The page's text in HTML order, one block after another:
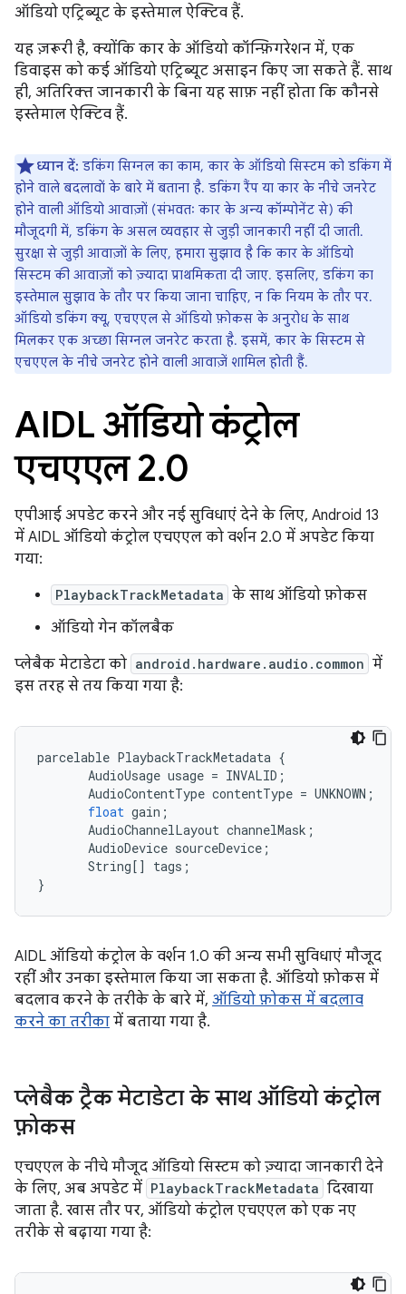
ऑडियो एट्रिब्यूट के इस्तेमाल ऐक्टिव हैं.
यह ज़रूरी है, क्योंकि कार के ऑडियो कॉन्फ़िगरेशन में, एक
डिवाइस को कई ऑडियो एट्रिब्यूट असाइन किए जा सकते हैं. साथ
ही, अतिरिक्त जानकारी के बिना यह साफ़ नहीं होता कि कौनसे
इस्तेमाल ऐक्टिव हैं.
ध्यान दें: डकिंग सिग्नल का काम, कार के ऑडियो सिस्टम को डकिंग में
होने वाले बदलावों के बारे में बताना है. डकिंग रैंप या कार के नीचे जनरेट
होने वाली ऑडियो आवाज़ों (संभवतः कार के अन्य कॉम्पोनेंट से) की
मौजूदगी में, डकिंग के असल व्यवहार से जुड़ी जानकारी नहीं दी जाती.
सुरक्षा से जुड़ी आवाज़ों के लिए, हमारा सुझाव है कि कार के ऑडियो
सिस्टम की आवाज़ों को ज़्यादा प्राथमिकता दी जाए. इसलिए, डकिंग का
इस्तेमाल सुझाव के तौर पर किया जाना चाहिए, न कि नियम के तौर पर.
ऑडियो डकिंग क्यू, एचएएल से ऑडियो फ़ोकस के अनुरोध के साथ
मिलकर एक अच्छा सिग्नल जनरेट करता है. इसमें, कार के सिस्टम से
एचएएल के नीचे जनरेट होने वाली आवाज़ें शामिल होती हैं.
AIDL ऑडियो कंट्रोल
एचएएल 2.0
एपीआई अपडेट करने और नई सुविधाएं देने के लिए, Android 13
में AIDL ऑडियो कंट्रोल एचएएल को वर्शन 2.0 में अपडेट किया
गया:
PlaybackTrackMetadata के साथ ऑडियो फ़ोकस
ऑडियो गेन कॉलबैक
प्लेबैक मेटाडेटा को android.hardware.audio.common में
इस तरह से तय किया गया है:
parcelable PlaybackTrackMetadata {
AudioUsage usage = INVALID ;
AudioContentType contentType = UNKNOWN ;
float gain ;
AudioChannelLayout channelMask ;
AudioDevice sourceDevice ;
String [] tags ;
}
AIDL ऑडियो कंट्रोल के वर्शन 1.0 की अन्य सभी सुविधाएं मौजूद
रहीं और उनका इस्तेमाल किया जा सकता है. ऑडियो फ़ोकस में
बदलाव करने के तरीके के बारे में, ऑडियो फ़ोकस में बदलाव
करने का तरीका में बताया गया है.
प्लेबैक ट्रैक मेटाडेटा के साथ ऑडियो कंट्रोल
फ़ोकस
एचएएल के नीचे मौजूद ऑडियो सिस्टम को ज़्यादा जानकारी देने
के लिए, अब अपडेट में PlaybackTrackMetadata दिखाया
जाता है. खास तौर पर, ऑडियो कंट्रोल एचएएल को एक नए
तरीके से बढ़ाया गया है: